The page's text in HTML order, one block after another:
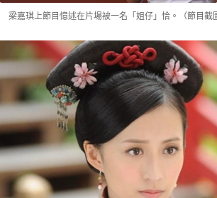
梁嘉琪上節目憶述在片場被一名「姐仔」恰。（節目截